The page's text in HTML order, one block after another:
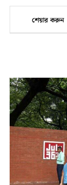
শেয়ার করুন